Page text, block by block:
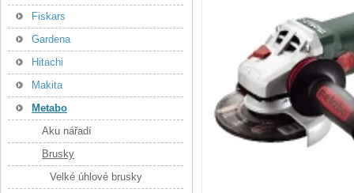
Fiskars
Gardena
Hitachi
Makita
Metabo
Aku nářadí
Brusky
Velké úhlové brusky